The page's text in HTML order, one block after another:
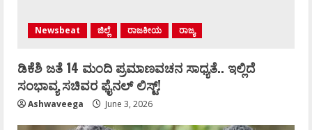
Newsbeat ಜಿಲ್ಲೆ ರಾಜಕೀಯ ರಾಜ್ಯ
ಡಿಕೆಶಿ ಜತೆ 14 ಮಂದಿ ಪ್ರಮಾಣವಚನ ಸಾಧ್ಯತೆ.. ಇಲ್ಲಿದೆ
ಸಂಭಾವ್ಯ ಸಚಿವರ ಫೈನಲ್ ಲಿಸ್ಟ್‌!
Ashwaveega June 3, 2026